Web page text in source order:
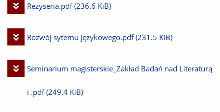
Pobierz
Reżyseria.pdf (236.6 KiB)
Pobierz
Rozwój sytemu językowego.pdf (231.5 KiB)
Pobierz
plik
Seminarium magisterskie_Zakład Badań nad Literaturą
i .pdf (249.4 KiB)